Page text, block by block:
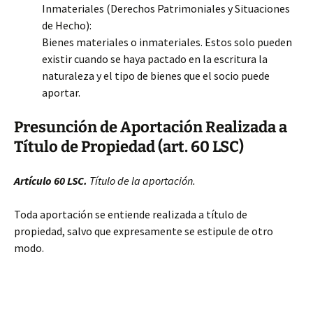
Inmateriales (Derechos Patrimoniales y Situaciones
de Hecho):
Bienes materiales o inmateriales. Estos solo pueden
existir cuando se haya pactado en la escritura la
naturaleza y el tipo de bienes que el socio puede
aportar.
Presunción de Aportación Realizada a
Título de Propiedad (art. 60 LSC)
Artículo 60 LSC. Título de la aportación.
Toda aportación se entiende realizada a título de
propiedad, salvo que expresamente se estipule de otro
modo.